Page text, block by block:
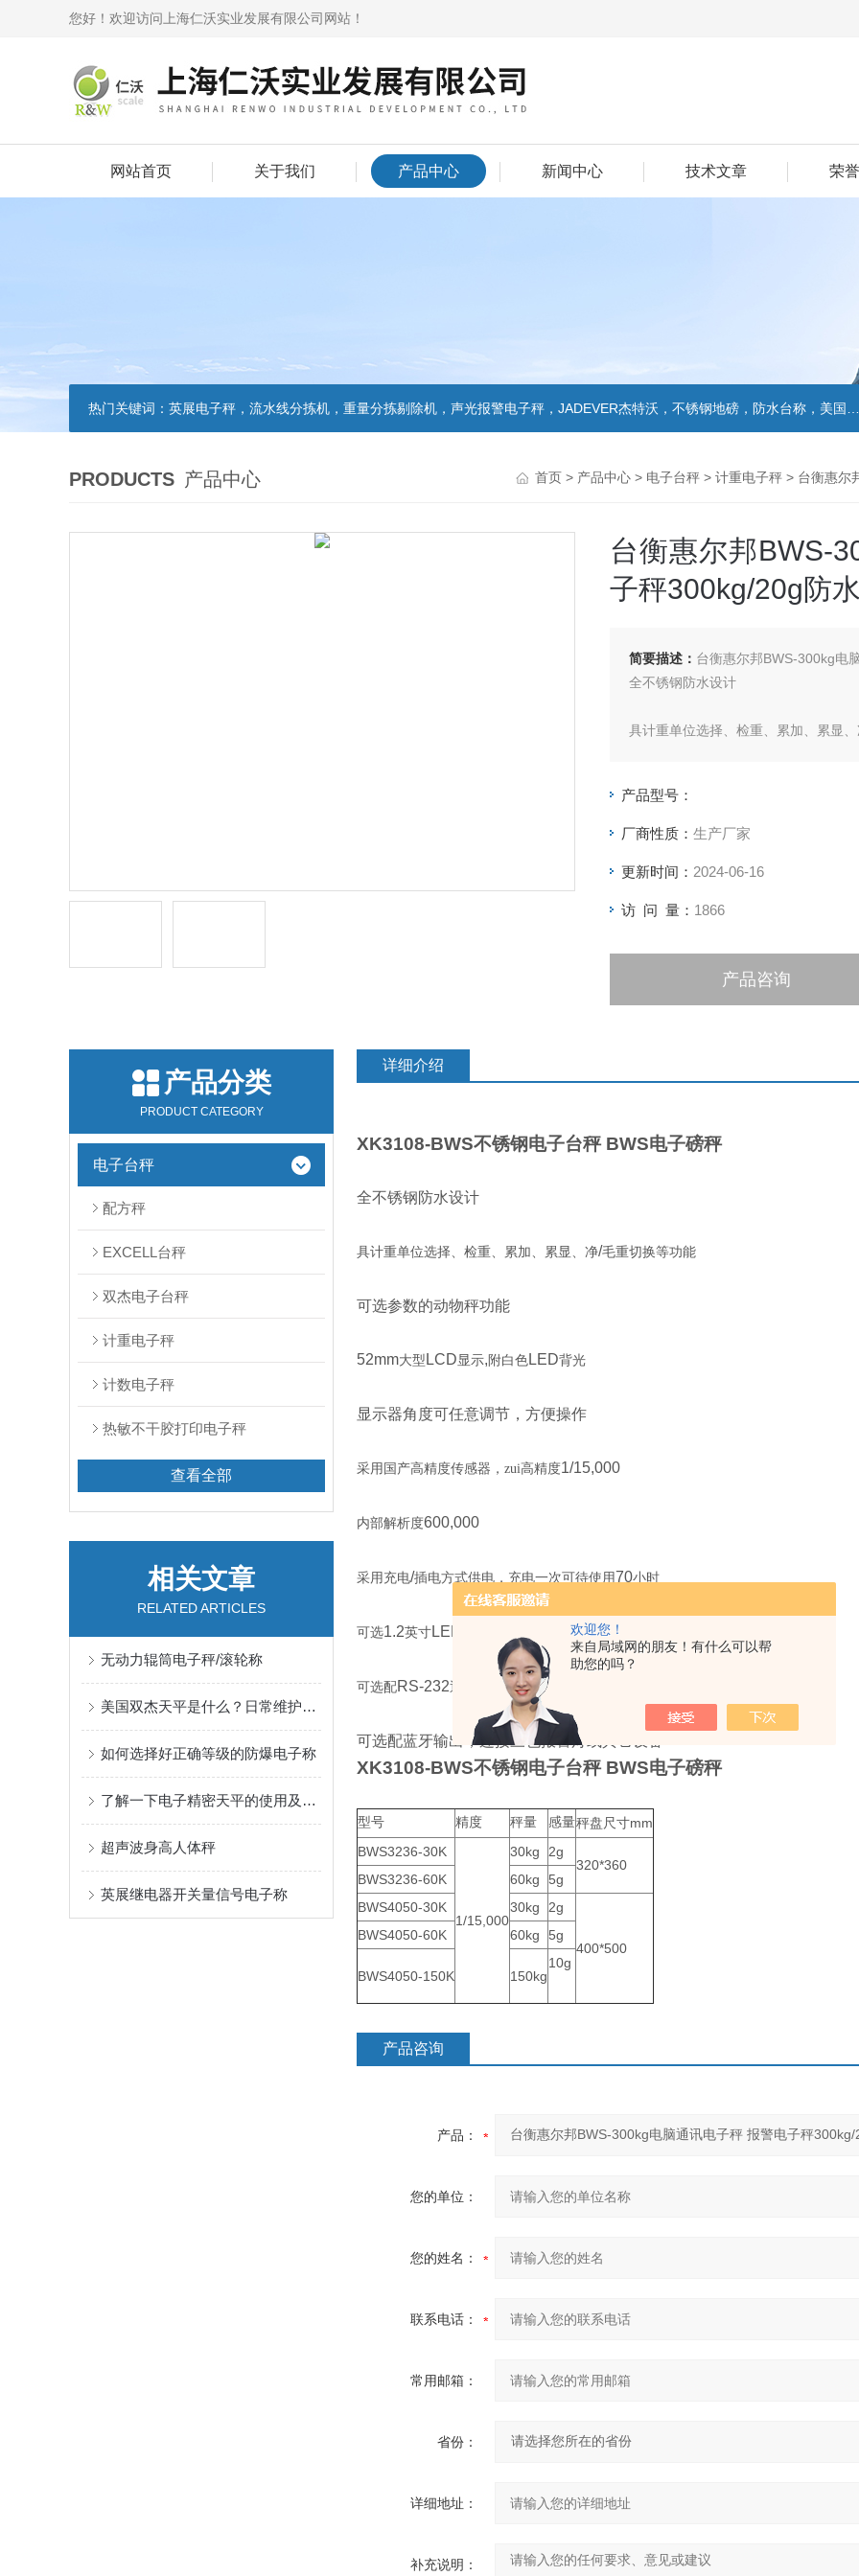
欢迎您！
来自局域网的朋友！有什么可以帮
助您的吗？
您好！欢迎访问上海仁沃实业发展有限公司网站！
网站首页 关于我们 产品中心 新闻中心 技术文章 荣
热门关键词： 英展电子秤，流水线分拣机，重量分拣剔除机，声光报警电子秤，JADEVER杰特沃，不锈钢地磅，防水台称，美国双杰天平，报警电子称
PRODUCTS 产品中心 首页 > 产品中心 > 电子台秤 > 计重电子秤 > 台衡惠尔
台衡惠尔邦BWS-
子秤300kg/20g防
简要描述： 台衡惠尔邦BWS-300kg电
全不锈钢防水设计
具计重单位选择、检重、累加、累显
产品型号：
厂商性质： 生产厂家
更新时间： 2024-06-16
访 问 量： 1866
产品咨询
产品分类
PRODUCT CATEGORY
电子台秤
配方秤
EXCELL台秤
双杰电子台秤
计重电子秤
计数电子秤
热敏不干胶打印电子秤
查看全部
相关文章
RELATED ARTICLES
无动力辊筒电子秤/滚轮称
美国双杰天平是什么？日常维护清洁
如何选择好正确等级的防爆电子称
了解一下电子精密天平的使用及维护方法
超声波身高人体秤
英展继电器开关量信号电子称
详细介绍
XK3108-BWS不锈钢电子台秤 BWS电子磅秤
全不锈钢防水设计
具计重单位选择、检重、累加、累显、净/毛重切换等功能
可选参数的动物秤功能
52mm大型 LCD显示, 附白色 LED背光
显示器角度可任意调节，方便操作
采用国产高精度传感器，zui高精度1/15,000
内部解析度600,000
采用充电/插电方式供电，充电一次可待使用70小时
可选1.2英寸 LED
可选配RS-232通讯端口，可连接电脑、印表机或大型户外显示器
可选配蓝牙输出，连接三色报警灯或其它设备
XK3108-BWS不锈钢电子台秤 BWS电子磅秤
型号 精度 秤量 感量秤盘尺寸mm
BWS3236-30K
1/15,000
30kg
2g
320*360
BWS3236-60K
60kg
5g
BWS4050-30K
30kg 2g
400*500
BWS4050-60K 60kg 5g
BWS4050-150K 150kg
10g
产品咨询
产品：
您的单位：
您的姓名：
联系电话：
常用邮箱：
省份：
详细地址：
补充说明：